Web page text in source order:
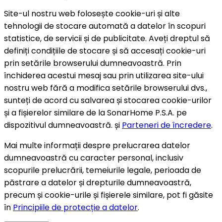
Site-ul nostru web folosește cookie-uri și alte
tehnologii de stocare automată a datelor în scopuri
statistice, de servicii și de publicitate. Aveți dreptul să
definiți condițiile de stocare și să accesați cookie-uri
prin setările browserului dumneavoastră. Prin
închiderea acestui mesaj sau prin utilizarea site-ului
nostru web fără a modifica setările browserului dvs.,
sunteți de acord cu salvarea și stocarea cookie-urilor
și a fișierelor similare de la SonarHome P.S.A. pe
dispozitivul dumneavoastră. și Parteneri de încredere.
Mai multe informații despre prelucrarea datelor
dumneavoastră cu caracter personal, inclusiv
scopurile prelucrării, temeiurile legale, perioada de
păstrare a datelor și drepturile dumneavoastră,
precum și cookie-urile și fișierele similare, pot fi găsite
în Principiile de protecție a datelor.